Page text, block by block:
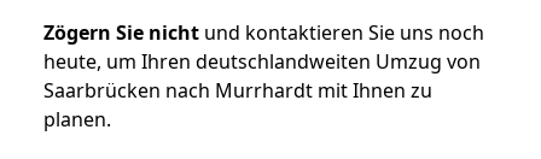
Zögern Sie nicht und kontaktieren Sie uns noch
heute, um Ihren deutschlandweiten Umzug von
Saarbrücken nach Murrhardt mit Ihnen zu
planen.